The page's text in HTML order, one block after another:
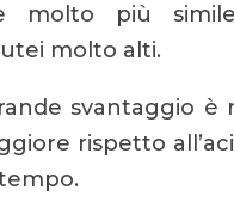
molto più
molto alti.
svantaggio è
rispetto